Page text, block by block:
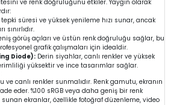
ve renk doğruluğunu etkiler. Yaygın olarak
tepki süresi ve yüksek yenileme hızı sunar, ancak
sınırlıdır.
görüş açıları ve üstün renk doğruluğu sağlar, bu
grafik çalışmaları için idealdir.
Diode): Derin siyahlar, canlı renkler ve yüksek
yüksektir ve ince tasarımlar sağlar.
ve canlı renkler sunmalıdır. Renk gamutu, ekranın
eder. %100 sRGB veya daha geniş bir renk
ekranlar, özellikle fotoğraf düzenleme, video